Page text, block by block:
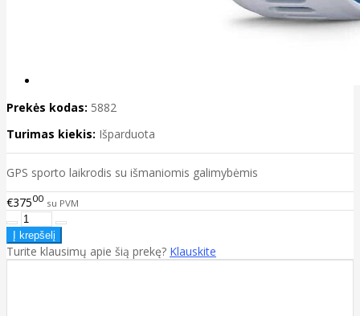
Prekės kodas: 5882
Turimas kiekis: Išparduota
GPS sporto laikrodis su išmaniomis galimybėmis
€37500 su PVM
Turite klausimų apie šią prekę? Klauskite